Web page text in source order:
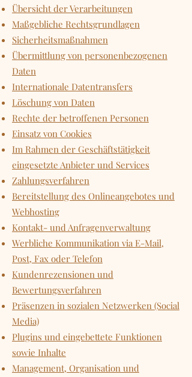
Übersicht der Verarbeitungen
Maßgebliche Rechtsgrundlagen
Sicherheitsmaßnahmen
Übermittlung von personenbezogenen
Daten
Internationale Datentransfers
Löschung von Daten
Rechte der betroffenen Personen
Einsatz von Cookies
Im Rahmen der Geschäftstätigkeit
eingesetzte Anbieter und Services
Zahlungsverfahren
Bereitstellung des Onlineangebotes und
Webhosting
Kontakt- und Anfragenverwaltung
Werbliche Kommunikation via E-Mail,
Post, Fax oder Telefon
Kundenrezensionen und
Bewertungsverfahren
Präsenzen in sozialen Netzwerken (Social
Media)
Plugins und eingebettete Funktionen
sowie Inhalte
Management, Organisation und